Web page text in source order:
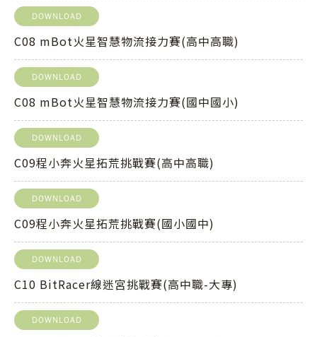
DOWNLOAD
C08 mBot火星智慧物流接力賽(高中高職)
DOWNLOAD
C08 mBot火星智慧物流接力賽(國中國小)
DOWNLOAD
C09程小奔火星拓荒挑戰賽(高中高職)
DOWNLOAD
C09程小奔火星拓荒挑戰賽(國小國中)
DOWNLOAD
C10 BitRacer線迷宮挑戰賽(高中職-大專)
DOWNLOAD